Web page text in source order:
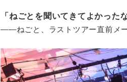
「ねごとを聞いてきてよかっ
――ねごと、ラストツアー直前メ